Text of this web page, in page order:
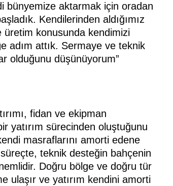
bünyemize aktarmak için oradan
Kendilerinden aldığımız
üretim konusunda kendimizi
adım attık. Sermaye ve teknik
olduğunu düşünüyorum”
fidan ve ekipman
yatırım sürecinden oluştuğunu
masraflarını amorti edene
teknik desteğin bahçenin
Doğru bölge ve doğru tür
ulaşır ve yatırım kendini amorti